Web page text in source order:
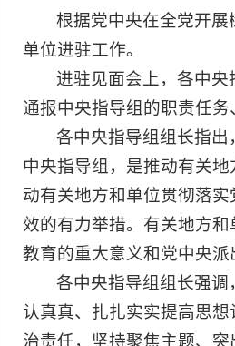
根据党中央在全党开
单位进驻工作。
进驻见面会上，各中央
通报中央指导组的职责任
各中央指导组组长指
中央指导组，是推动有关地
动有关地方和单位贯彻落
效的有力举措。有关地方
教育的重大意义和党中央派
各中央指导组组长强
认真真、扎扎实实提高思
治责任，坚持聚焦主题、